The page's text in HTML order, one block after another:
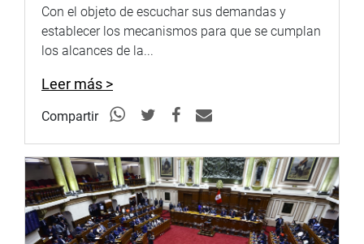
Con el objeto de escuchar sus demandas y
establecer los mecanismos para que se cumplan
los alcances de la...
Leer más >
Compartir